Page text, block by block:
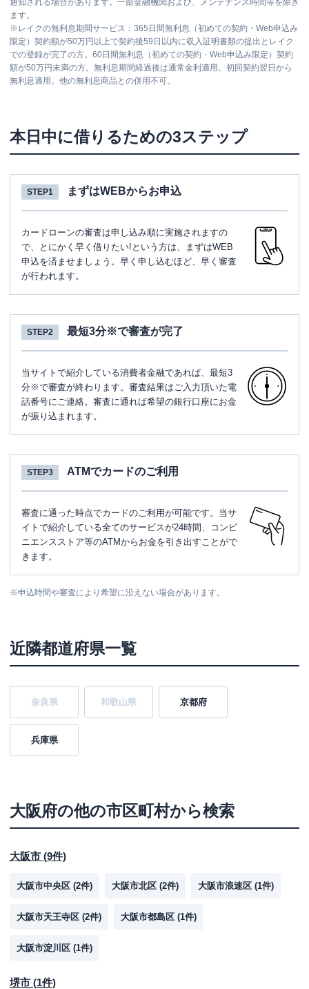
通知される場合があります。一部金融機関および、メンテナンス時間等を除き
ます。
※ レイクの無利息期間サービス：365日間無利息（初めての契約・Web申込み
限定）契約額が50万円以上で契約後59日以内に収入証明書類の提出とレイク
での登録が完了の方。60日間無利息（初めての契約・Web申込み限定）契約
額が50万円未満の方。無利息期間経過後は通常金利適用。初回契約翌日から
無利息適用。他の無利息商品との併用不可。
本日中に借りるための3ステップ
STEP1 まずはWEBからお申込
カードローンの審査は申し込み順に実施されますの
で、とにかく早く借りたい!という方は、まずはWEB
申込を済ませましょう。早く申し込むほど、早く審査
が行われます。
STEP2 最短3分※で審査が完了
当サイトで紹介している消費者金融であれば、最短3
分※で審査が終わります。審査結果はご入力頂いた電
話番号にご連絡。審査に通れば希望の銀行口座にお金
が振り込まれます。
STEP3 ATMでカードのご利用
審査に通った時点でカードのご利用が可能です。当サ
イトで紹介している全てのサービスが24時間、コンビ
ニエンスストア等のATMからお金を引き出すことがで
きます。
※申込時間や審査により希望に沿えない場合があります。
近隣都道府県一覧
奈良県 和歌山県 京都府
兵庫県
大阪府の他の市区町村から検索
大阪市 (9件)
大阪市中央区 (2件) 大阪市北区 (2件) 大阪市浪速区 (1件)
大阪市天王寺区 (2件) 大阪市都島区 (1件)
大阪市淀川区 (1件)
堺市 (1件)